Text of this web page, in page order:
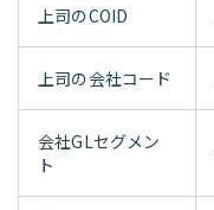
上司のCOID
上司の会社コード
会社GLセグメン
ト